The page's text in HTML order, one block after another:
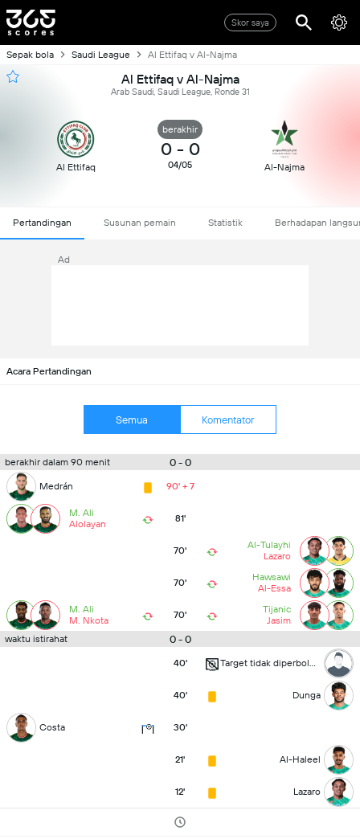
Skor saya
Sepak bola Saudi League Al Ettifaq v Al-Najma
Al Ettifaq v Al-Najma
Arab Saudi, Saudi League, Ronde 31
Al Ettifaq
berakhir
0 - 0
04/05 Al-Najma
Pertandingan Susunan pemain Statistik Berhadapan
Ad
Acara Pertandingan
Semua Komentator
berakhir dalam 90 menit 0 - 0
Medrán 90' + 7
M. Ali
Alolayan
81'
70'
Al-Tulayhi
Lazaro
70'
Hawsawi
Al-Essa
M. Ali
M. Nkota
70'
Tijanic
Jasim
waktu istirahat
0 - 0
40' Target tidak diperbolehkan
40' Dunga
Costa 30'
21' Al-Haleel
12' Lazaro